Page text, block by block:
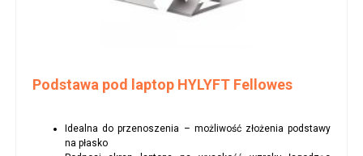
Podstawa pod laptop HYLYFT Fellowes
Idealna do przenoszenia – możliwość złożenia podstawy
na płasko